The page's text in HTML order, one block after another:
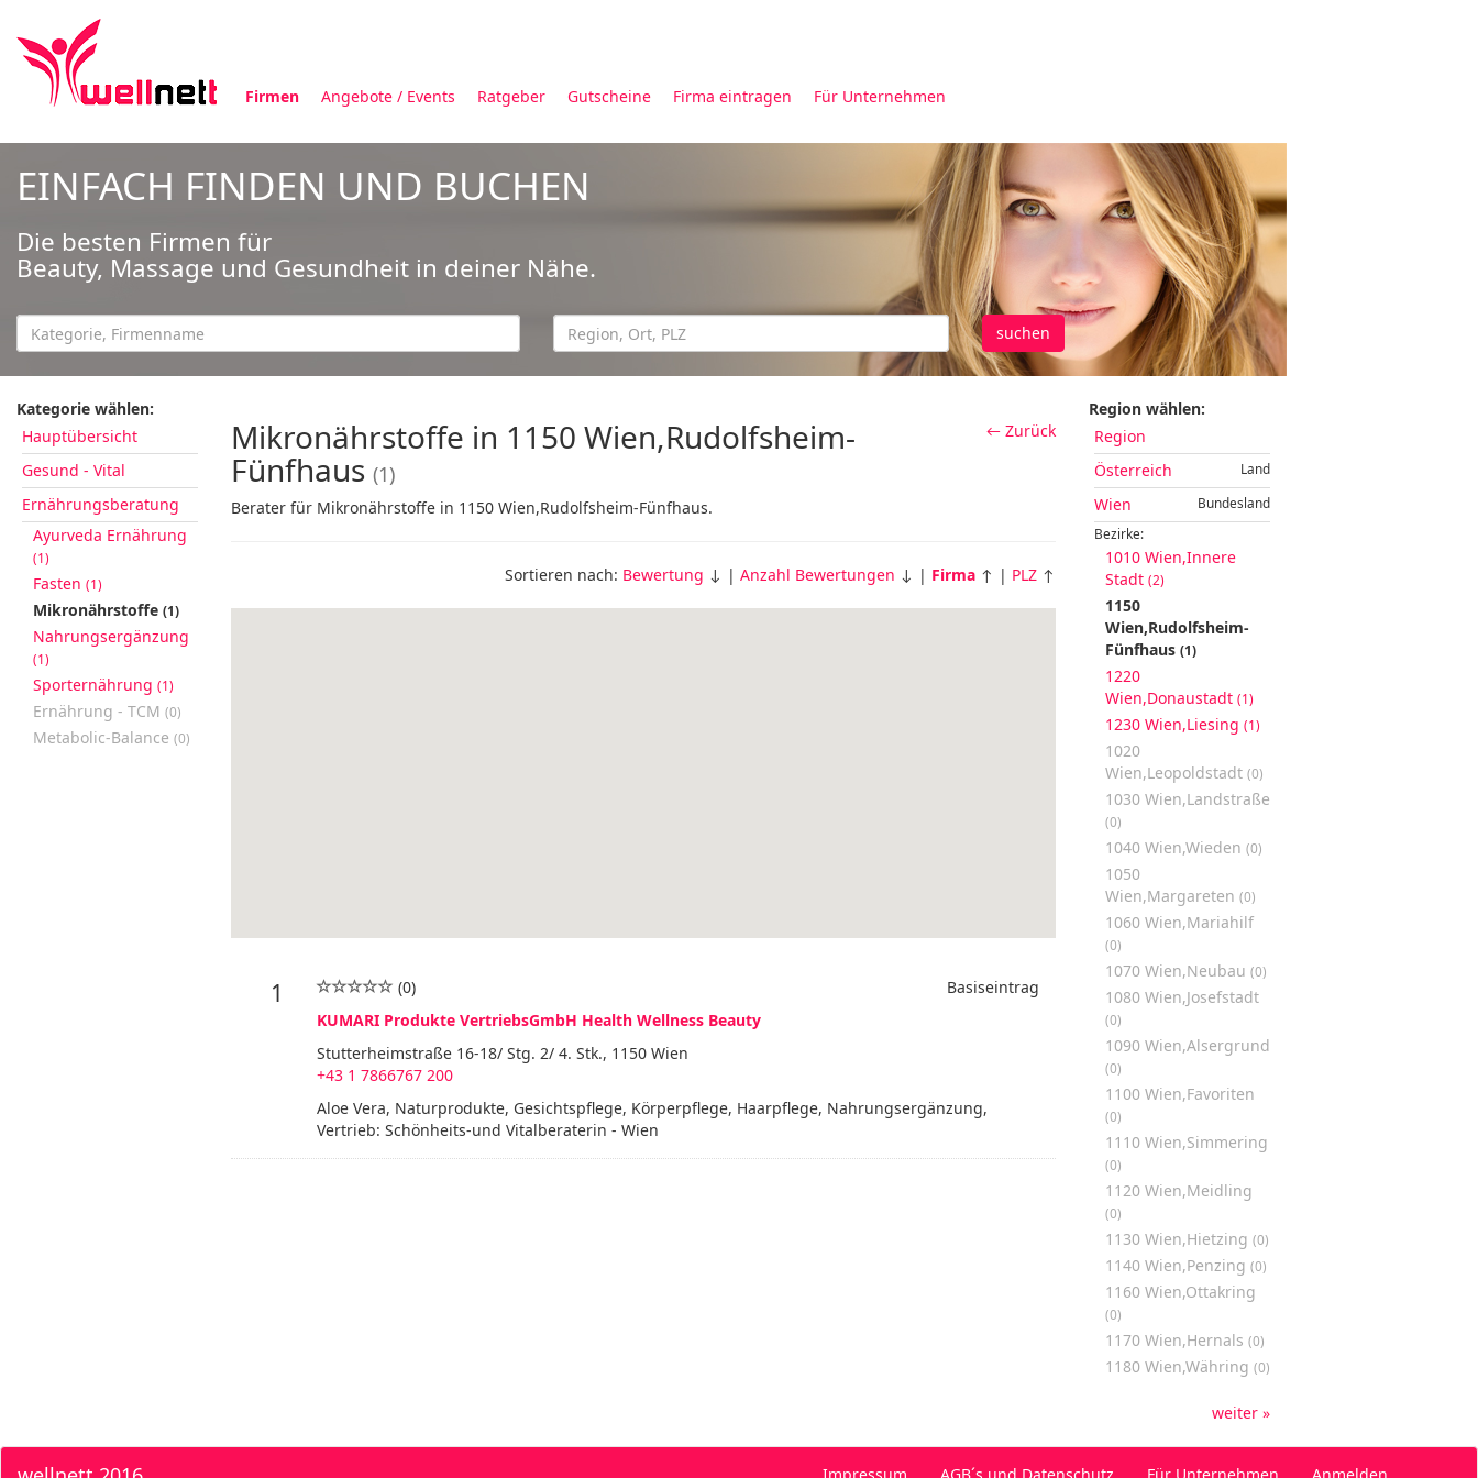
Firmen Angebote / Events Ratgeber Gutscheine Firma eintragen Für Unternehmen
EINFACH FINDEN UND BUCHEN
Die besten Firmen für
Beauty, Massage und Gesundheit in deiner Nähe.
suchen
Kategorie wählen:
Hauptübersicht
Gesund - Vital
Ernährungsberatung
Ayurveda Ernährung
(1)
Fasten (1)
Mikronährstoffe (1)
Nahrungsergänzung
(1)
Sporternährung (1)
Ernährung - TCM (0)
Metabolic-Balance (0)
← Zurück
Mikronährstoffe in 1150 Wien,Rudolfsheim-
Fünfhaus (1)
Berater für Mikronährstoffe in 1150 Wien,Rudolfsheim-Fünfhaus.
Sortieren nach: Bewertung ↓ | Anzahl Bewertungen ↓ | Firma ↑ | PLZ ↑
1 Basiseintrag
(0)
KUMARI Produkte VertriebsGmbH Health Wellness Beauty
Stutterheimstraße 16-18/ Stg. 2/ 4. Stk., 1150 Wien
+43 1 7866767 200
Aloe Vera, Naturprodukte, Gesichtspflege, Körperpflege, Haarpflege, Nahrungsergänzung,
Vertrieb: Schönheits-und Vitalberaterin - Wien
Region wählen:
Region
Land
Österreich
Bundesland
Wien
Bezirke:
1010 Wien,Innere
Stadt (2)
1150
Wien,Rudolfsheim-
Fünfhaus (1)
1220
Wien,Donaustadt (1)
1230 Wien,Liesing (1)
1020
Wien,Leopoldstadt (0)
1030 Wien,Landstraße
(0)
1040 Wien,Wieden (0)
1050
Wien,Margareten (0)
1060 Wien,Mariahilf
(0)
1070 Wien,Neubau (0)
1080 Wien,Josefstadt
(0)
1090 Wien,Alsergrund
(0)
1100 Wien,Favoriten
(0)
1110 Wien,Simmering
(0)
1120 Wien,Meidling
(0)
1130 Wien,Hietzing (0)
1140 Wien,Penzing (0)
1160 Wien,Ottakring
(0)
1170 Wien,Hernals (0)
1180 Wien,Währing (0)
weiter »